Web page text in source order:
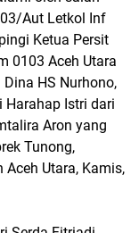
Aut Letkol Inf
Ketua Persit
0103 Aceh Utara
HS Nurhono,
Harahap Istri dari
Aron yang
Tunong,
Utara, Kamis,